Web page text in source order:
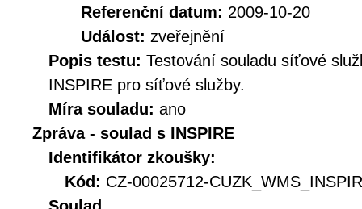
Referenční datum: 2009-10-20
Událost: zveřejnění
Popis testu: Testování souladu síťové
INSPIRE pro síťové služby.
Míra souladu: ano
Zpráva - soulad s INSPIRE
Identifikátor zkoušky:
Kód: CZ-00025712-